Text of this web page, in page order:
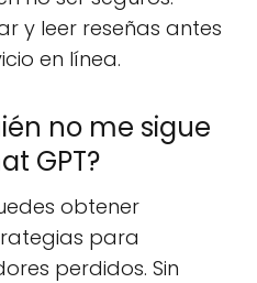
y leer reseñas antes
en línea.
no me sigue
GPT?
obtener
para
perdidos. Sin